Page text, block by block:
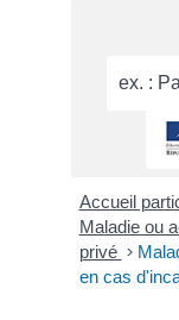
Accueil
Maladie ou
privé >
en cas